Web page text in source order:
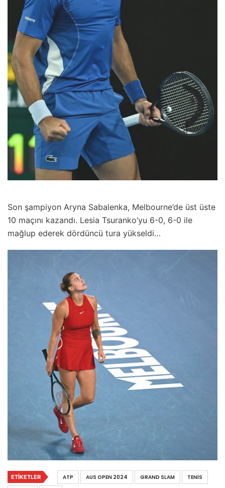
Son şampiyon Aryna Sabalenka, Melbourne’de üst üste
10 maçını kazandı. Lesia Tsuranko’yu 6-0, 6-0 ile
mağlup ederek dördüncü tura yükseldi…
ETIKETLER ATP AUS OPEN 2024 GRAND SLAM
TENIS